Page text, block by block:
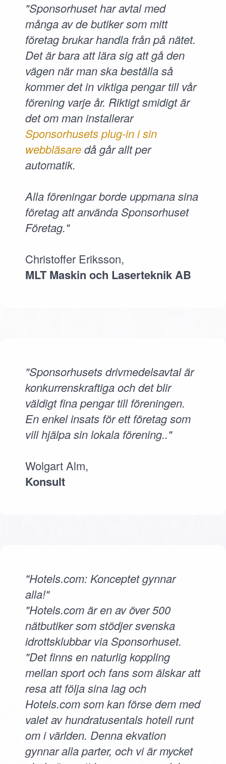
"Sponsorhuset har avtal med
många av de butiker som mitt
företag brukar handla från på nätet.
Det är bara att lära sig att gå den
vägen när man ska beställa så
kommer det in viktiga pengar till vår
förening varje år. Riktigt smidigt är
det om man installerar
Sponsorhusets plug-in i sin
webbläsaredå går allt per
automatik.
Alla föreningar borde uppmana sina
företag att använda Sponsorhuset
Företag."
Christoffer Eriksson,
MLT Maskin och Laserteknik AB
"Sponsorhusets drivmedelsavtal är
konkurrenskraftiga och det blir
väldigt fina pengar till föreningen.
En enkel insats för ett företag som
vill hjälpa sin lokala förening.."
Wolgart Alm,
Konsult
"Hotels.com: Konceptet gynnar
alla!"
"Hotels.com är en av över 500
nätbutiker som stödjer svenska
idrottsklubbar via Sponsorhuset.
"Det finns en naturlig koppling
mellan sport och fans som älskar att
resa att följa sina lag och
Hotels.com som kan förse dem med
valet av hundratusentals hotell runt
om i världen. Denna ekvation
gynnar alla parter, och vi är mycket